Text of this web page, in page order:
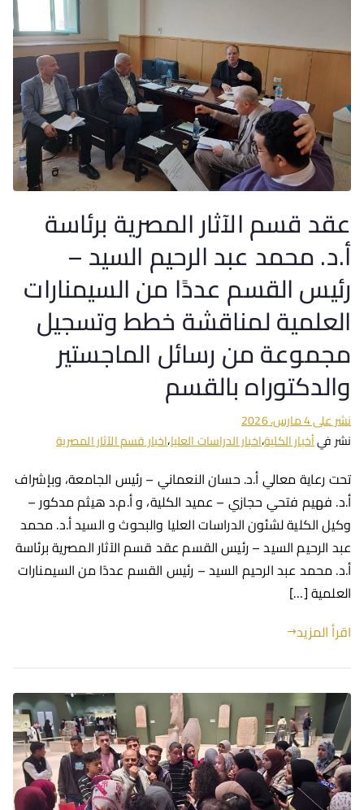
عقد قسم الآثار المصرية برئاسة
أ.د. محمد عبد الرحيم السيد –
رئيس القسم عددًا من السيمنارات
العلمية لمناقشة خطط وتسجيل
مجموعة من رسائل الماجستير
والدكتوراه بالقسم
نشر على4 مارس، 2026
نشر فيأخبار الكلية،اخبار الدراسات العليا،اخبار قسم الآثار المصرية
تحت رعاية معالي أ.د. حسان النعماني – رئيس الجامعة، وبإشراف
أ.د. فهيم فتحي حجازي – عميد الكلية، و أ.م.د هيثم مدكور –
وكيل الكلية لشئون الدراسات العليا والبحوث و السيد أ.د. محمد
عبد الرحيم السيد – رئيس القسم عقد قسم الآثار المصرية برئاسة
أ.د. محمد عبد الرحيم السيد – رئيس القسم عددًا من السيمنارات
العلمية […]
اقرأ المزيد